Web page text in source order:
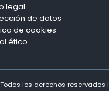
legal
de datos
de cookies
ético
los derechos reservados |